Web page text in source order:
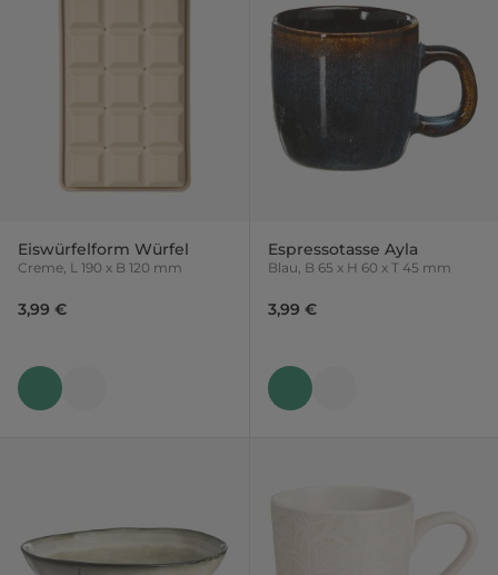
Eiswürfelform Würfel
Creme, L 190 x B 120 mm
3,99 €
Espressotasse Ayla
Blau, B 65 x H 60 x T 45 mm
3,99 €